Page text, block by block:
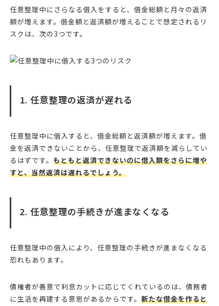
任意整理中にさらなる借入をすると、借金総額と月々の返済
額が増えます。借金額と返済額が増えることで想定されるリ
スクは、次の3つです。
1. 任意整理の返済が遅れる
任意整理中に借入すると、借金総額と返済額が増えます。借
金を返済できないことから、任意整理で返済額を減らしてい
るはずです。 もともと返済できないのに借入額をさらに増や
すと、当然返済は遅れるでしょう。
2. 任意整理の手続きが進まなくなる
任意整理中の借入により、任意整理の手続きが進まなくなる
恐れもあります。
債権者が善意で利息カットに応じてくれているのは、債務者
に生活を再建する意思があるからです。 新たな借金を作ると